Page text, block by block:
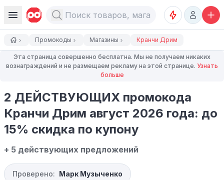
Промокоды Магазины Кранчи Дрим
Эта страница совершенно бесплатна. Мы не получаем никаких
вознаграждений и не размещаем рекламу на этой странице. Узнать
больше
2 ДЕЙСТВУЮЩИХ промокода
Кранчи Дрим август 2026 года: до
15% скидка по купону
+ 5 действующих предложений
Проверено: Марк Музыченко